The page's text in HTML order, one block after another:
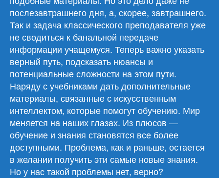
послезавтрашнего дня, а, скорее, завтрашнего.
Так и задача классического преподавателя уже
не сводиться к банальной передаче
информации учащемуся. Теперь важно указать
верный путь, подсказать нюансы и
потенциальные сложности на этом пути.
Наряду с учебниками дать дополнительные
материалы, связанные с искусственным
интеллектом, которые помогут обучению. Мир
меняется на наших глазах. Из плюсов —
обучение и знания становятся все более
доступными. Проблема, как и раньше, остается
в желании получить эти самые новые знания.
Но у нас такой проблемы нет, верно?